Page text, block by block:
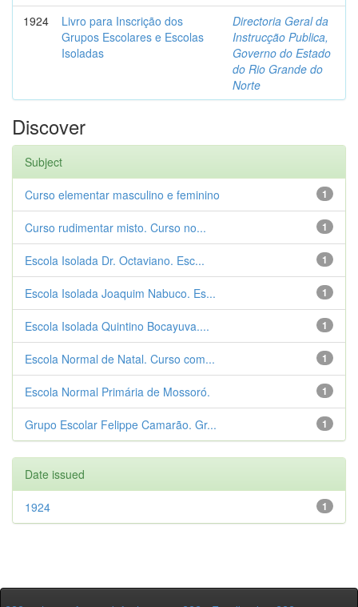
1924
Livro para Inscrição dos
Grupos Escolares e Escolas
Isoladas
Directoria Geral da
Instrucção Publica,
Governo do Estado
do Rio Grande do
Norte
Discover
Subject
1
Curso elementar masculino e feminino
1
Curso rudimentar misto. Curso no...
1
Escola Isolada Dr. Octaviano. Esc...
1
Escola Isolada Joaquim Nabuco. Es...
1
Escola Isolada Quintino Bocayuva....
1
Escola Normal de Natal. Curso com...
1
Escola Normal Primária de Mossoró.
1
Grupo Escolar Felippe Camarão. Gr...
Date issued
1
1924